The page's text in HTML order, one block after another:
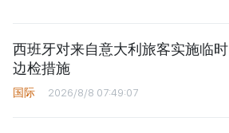
西班牙对来自意大利旅客实施临时
边检措施
国际 2026/8/8 07:49:07